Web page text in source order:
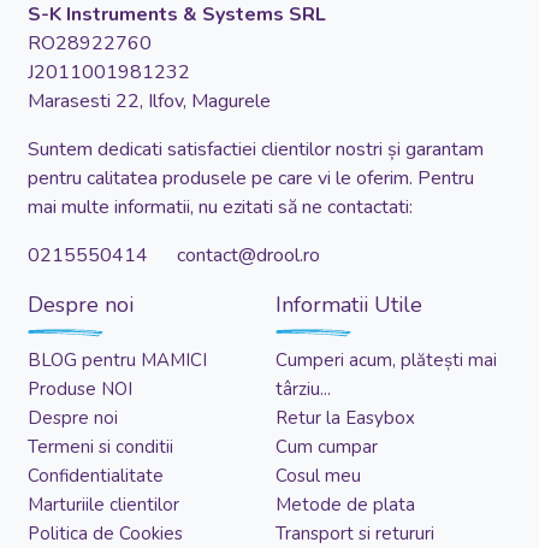
S-K Instruments & Systems SRL
RO28922760
J2011001981232
Marasesti 22, Ilfov, Magurele
Suntem dedicati satisfactiei clientilor nostri și garantam
pentru calitatea produsele pe care vi le oferim. Pentru
mai multe informatii, nu ezitati să ne contactati:
0215550414 contact@drool.ro
Despre noi
BLOG pentru MAMICI
Produse NOI
Despre noi
Termeni si conditii
Confidentialitate
Marturiile clientilor
Politica de Cookies
Informatii Utile
Cumperi acum, plătești mai
târziu...
Retur la Easybox
Cum cumpar
Cosul meu
Metode de plata
Transport si retururi